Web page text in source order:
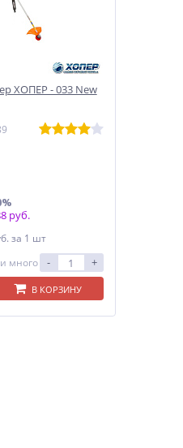
ХОПЕР - 033 New
руб.
за 1 шт
много
- +
В КОРЗИНУ